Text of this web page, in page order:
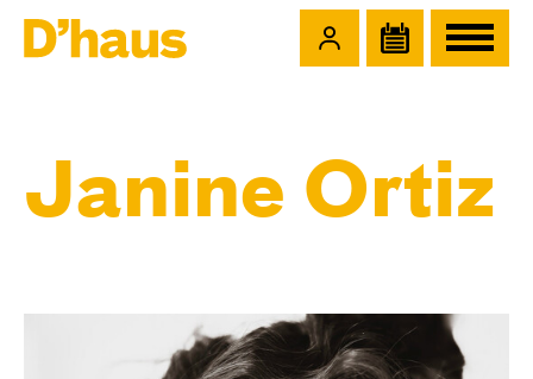
Janine Ortiz